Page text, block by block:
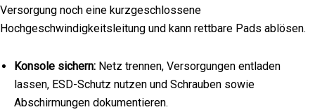
Versorgung noch eine kurzgeschlossene
Hochgeschwindigkeitsleitung und kann rettbare Pads ablösen.
Konsole sichern: Netz trennen, Versorgungen entladen
lassen, ESD-Schutz nutzen und Schrauben sowie
Abschirmungen dokumentieren.